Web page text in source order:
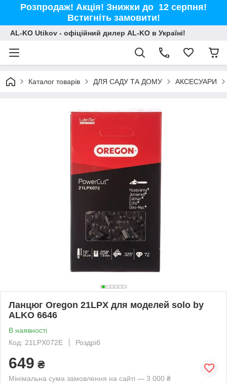
Розпродаж! Акція! Знижки до 12 серпня!
Встигніть замовити!
AL-KO Utikov - офіційний дилер AL-KO в Україні!
Каталог товарів ДЛЯ САДУ ТА ДОМУ АКСЕСУАРИ
Ланцюг Oregon 21LPX для моделей solo by
ALKO 6646
В наявності
Код: 21LPX072E
Роздріб
649 ₴
Мінімальна сума замовлення на сайті — 3 000 ₴